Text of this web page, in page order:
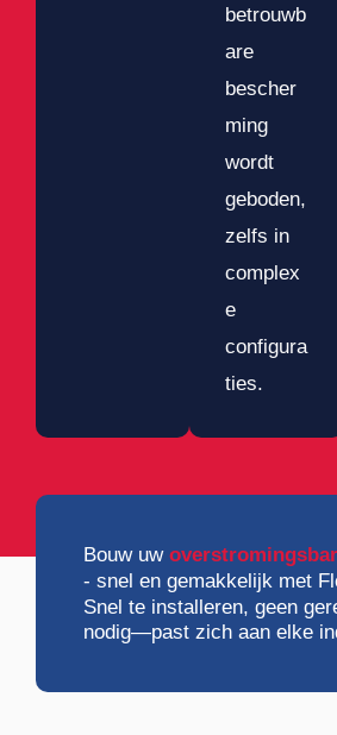
betrouwb
are
bescher
ming
wordt
geboden,
zelfs in
complex
e
configura
ties.
Bouw uw
- snel en gemakkelijk met
Snel te installeren, geen
nodig—past zich aan elke